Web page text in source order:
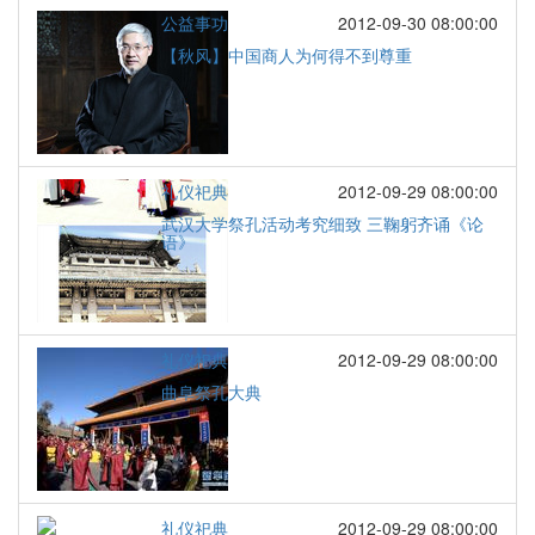
公益事功
2012-09-30 08:00:00
【秋风】中国商人为何得不到尊重
礼仪祀典
2012-09-29 08:00:00
武汉大学祭孔活动考究细致 三鞠躬齐诵《论
语》
礼仪祀典
2012-09-29 08:00:00
曲阜祭孔大典
礼仪祀典 2012-09-29 08:00:00